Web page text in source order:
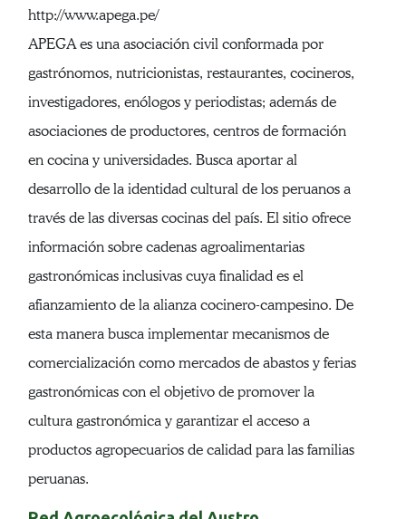
http://www.apega.pe/
APEGA es una asociación civil conformada por
gastrónomos, nutricionistas, restaurantes, cocineros,
investigadores, enólogos y periodistas; además de
asociaciones de productores, centros de formación
en cocina y universidades. Busca aportar al
desarrollo de la identidad cultural de los peruanos a
través de las diversas cocinas del país. El sitio ofrece
información sobre cadenas agroalimentarias
gastronómicas inclusivas cuya finalidad es el
afianzamiento de la alianza cocinero-campesino. De
esta manera busca implementar mecanismos de
comercialización como mercados de abastos y ferias
gastronómicas con el objetivo de promover la
cultura gastronómica y garantizar el acceso a
productos agropecuarios de calidad para las familias
peruanas.